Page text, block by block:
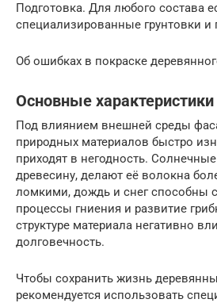
Подготовка. Для любого состава
специализированные грунтовки и
Об ошибках в покраске
Основные характеристики
Под влиянием внешней среды
природных материалов быстро
приходят в негодность.
древесину, делают её волокна
ломкими, дождь и снег способны
процессы гниения и развитие
структуре материала негативно
долговечность.
Чтобы сохранить жизнь
рекомендуется использовать